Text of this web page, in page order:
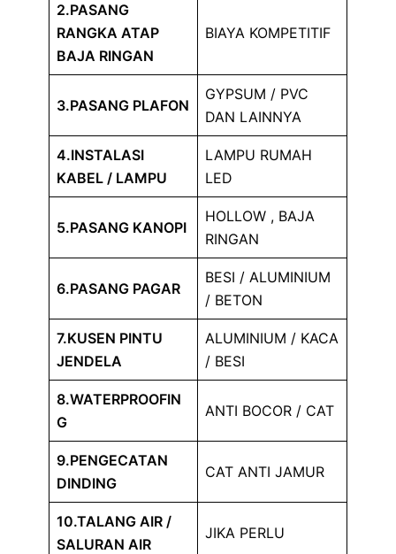
2.PASANG
RANGKA ATAP
BAJA RINGAN
BIAYA KOMPETITIF
3.PASANG PLAFON
GYPSUM / PVC
DAN LAINNYA
4.INSTALASI
KABEL / LAMPU
LAMPU RUMAH
LED
5.PASANG KANOPI
HOLLOW , BAJA
RINGAN
6.PASANG PAGAR
BESI / ALUMINIUM
/ BETON
7.KUSEN PINTU
JENDELA
ALUMINIUM / KACA
/ BESI
8.WATERPROOFIN
G
ANTI BOCOR / CAT
9.PENGECATAN
DINDING
CAT ANTI JAMUR
10.TALANG AIR /
SALURAN AIR
JIKA PERLU